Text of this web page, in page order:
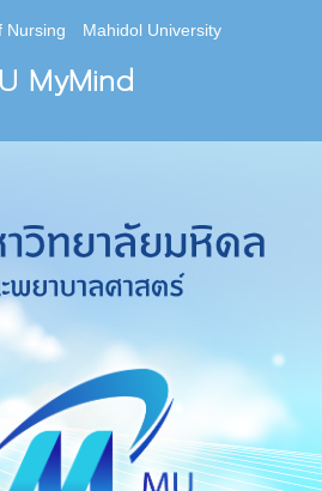
Nursing Mahidol University
MyMind